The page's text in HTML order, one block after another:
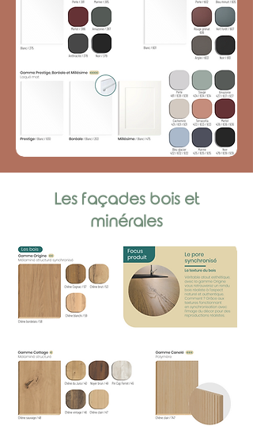
Les façades bois et
minérales